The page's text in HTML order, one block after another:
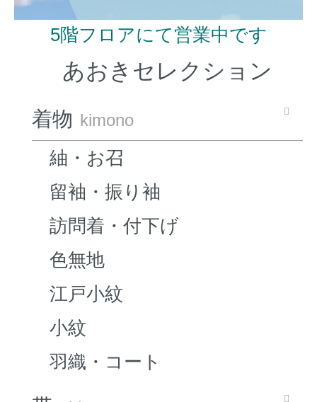
5階フロアにて営業中です
あおきセレクション
着物 kimono
紬・お召
留袖・振り袖
訪問着・付下げ
色無地
江戸小紋
小紋
羽織・コート